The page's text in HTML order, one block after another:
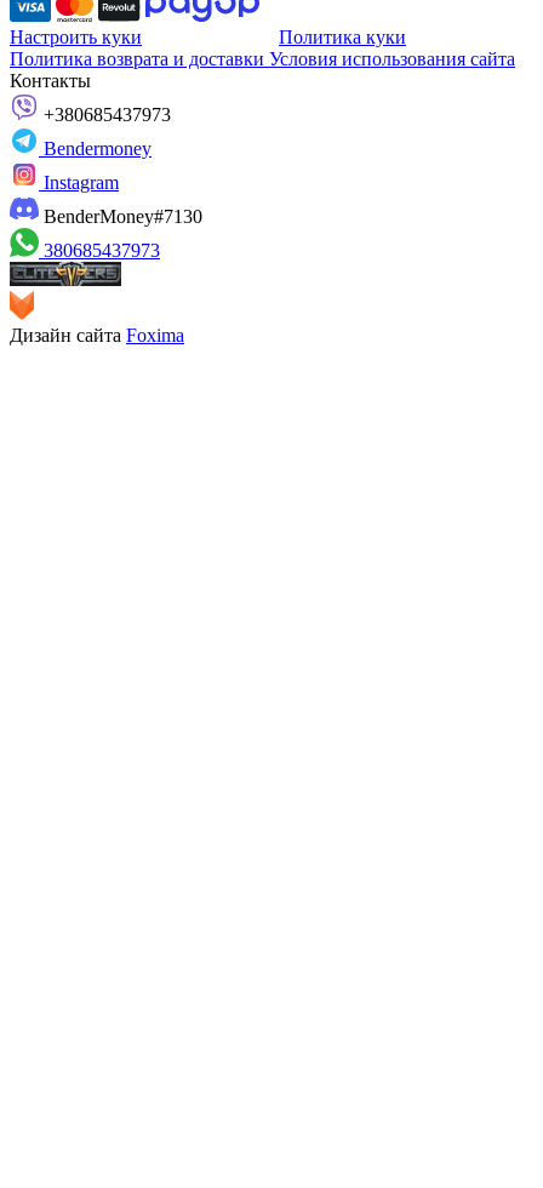
Настроить куки
Политика куки
Политика возврата и доставки Условия использования сайта
Контакты
+380685437973
Bendermoney
Instagram
BenderMoney#7130
380685437973
Дизайн сайта Foxima